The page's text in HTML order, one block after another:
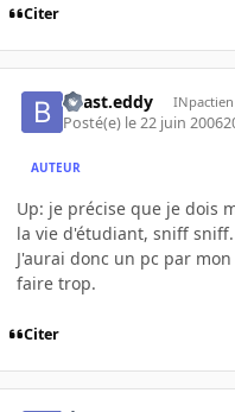
Citer
beast.eddy INpactien
Posté(e) le 22 juin 2006
AUTEUR
Up: je précise que je dois
la vie d'étudiant, sniff sniff.
J'aurai donc un pc par
faire trop.
Citer